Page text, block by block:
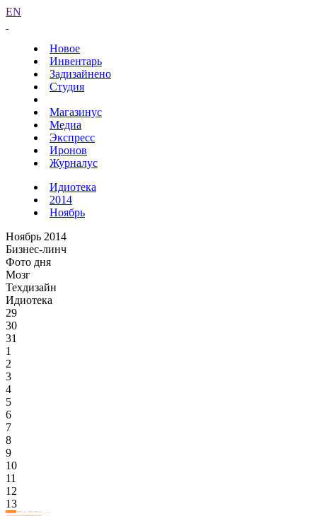
EN
Новое
Инвентарь
Задизайнено
Студия
Магазинус
Медиа
Экспресс
Иронов
Журналус
Идиотека
2014
Ноябрь
Ноябрь 2014
Бизнес-линч
Фото дня
Мозг
Техдизайн
Идиотека
29
30
31
1
2
3
4
5
6
7
8
9
10
11
12
13